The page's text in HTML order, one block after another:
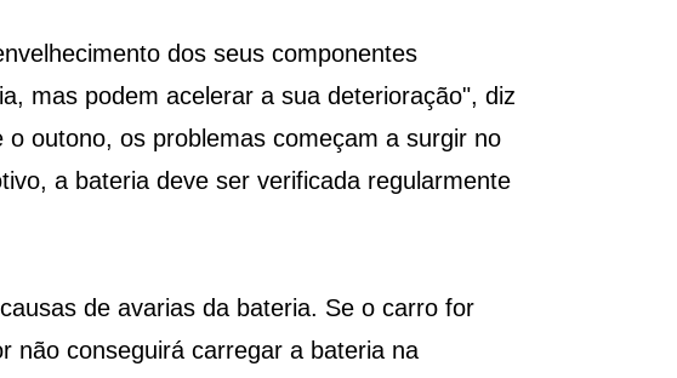
dos seus componentes
mas podem acelerar a sua deterioração", diz
outono, os problemas começam a surgir no
a bateria deve ser verificada regularmente
de avarias da bateria. Se o carro for
não conseguirá carregar a bateria na